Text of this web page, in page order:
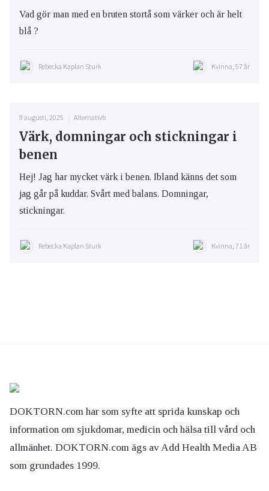
Vad gör man med en bruten stortå som värker och är helt
blå ?
Rebecka Kaplan Sturk Kvinna, 57 år
9 augusti, 2025 Alternativb
Värk, domningar och stickningar i
benen
Hej! Jag har mycket värk i benen. Ibland känns det som
jag går på kuddar. Svårt med balans. Domningar,
stickningar.
Rebecka Kaplan Sturk Kvinna, 71 år
DOKTORN.com har som syfte att sprida kunskap och
information om sjukdomar, medicin och hälsa till vård och
allmänhet. DOKTORN.com ägs av Add Health Media AB
som grundades 1999.